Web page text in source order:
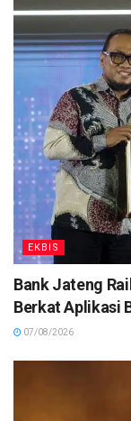
EKBIS
Bank Jateng
Berkat Aplikasi
07/08/2026